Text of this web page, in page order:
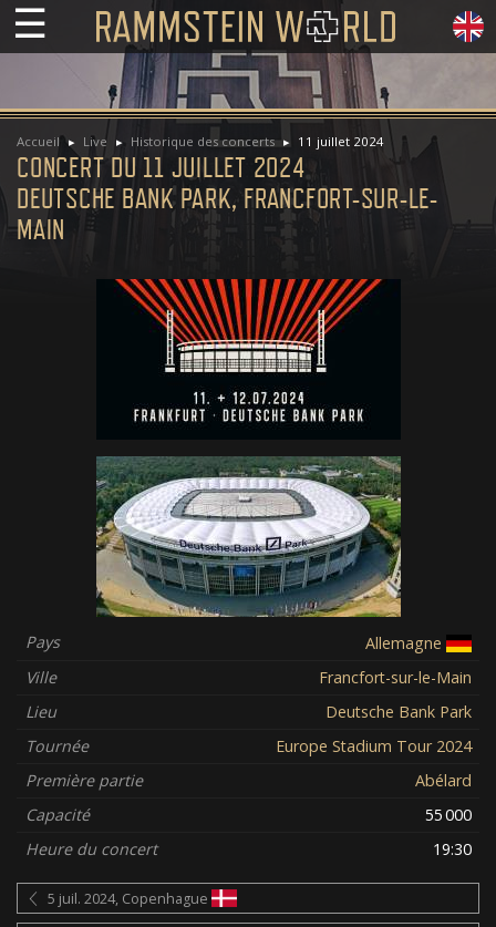
☰
Accueil Live Historique des concerts 11 juillet 2024
CONCERT DU 11 JUILLET 2024
DEUTSCHE BANK PARK, FRANCFORT-SUR-LE-
MAIN
Pays
Allemagne
Ville
Francfort-sur-le-Main
Lieu
Deutsche Bank Park
Tournée
Europe Stadium Tour 2024
Première partie
Abélard
Capacité
55 000
Heure du concert
19:30
5 juil. 2024, Copenhague